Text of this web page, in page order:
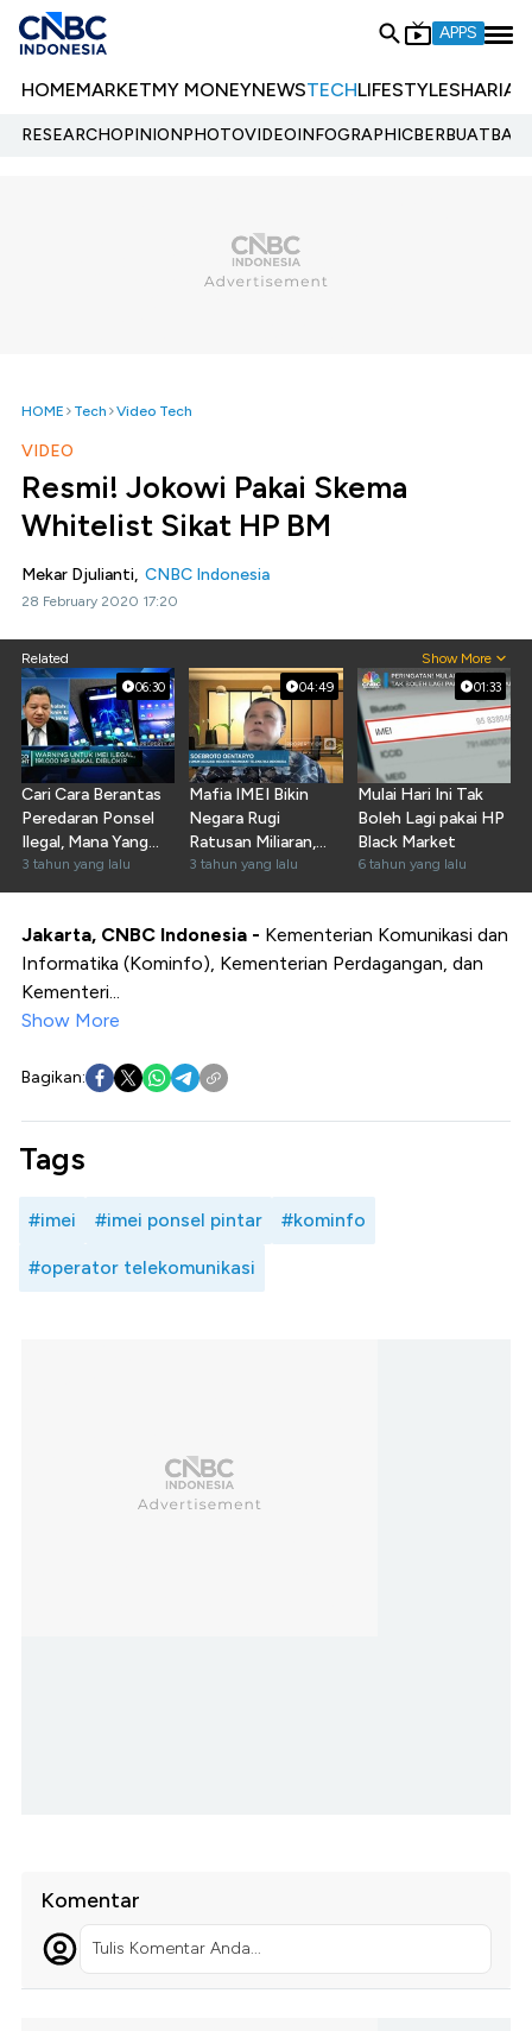
APPS
HOMEMARKETMY MONEYNEWSTECHLIFESTYLESHARIA
RESEARCHOPINIONPHOTOVIDEOINFOGRAPHIC
HOME Tech Video Tech
VIDEO
Resmi! Jokowi Pakai Skema
Whitelist Sikat HP BM
Mekar Djulianti, CNBC Indonesia
28 February 2020 17:20
Related Show More
06:30
Cari Cara Berantas
Peredaran Ponsel
Ilegal, Mana Yang
Tepat?
3 tahun yang lalu
04:49
Mafia IMEI Bikin
Negara Rugi
Ratusan Miliaran,
Apa Modusnya?
3 tahun yang lalu
01:33
Mulai Hari Ini Tak
Boleh Lagi pakai HP
Black Market
6 tahun yang lalu
Jakarta, CNBC Indonesia - Kementerian Komunikasi dan
Informatika (Kominfo), Kementerian Perdagangan, dan
Kementeri...
Show More
Bagikan:
Tags
#imei #imei ponsel pintar #kominfo
#operator telekomunikasi
Komentar
Tulis Komentar Anda...